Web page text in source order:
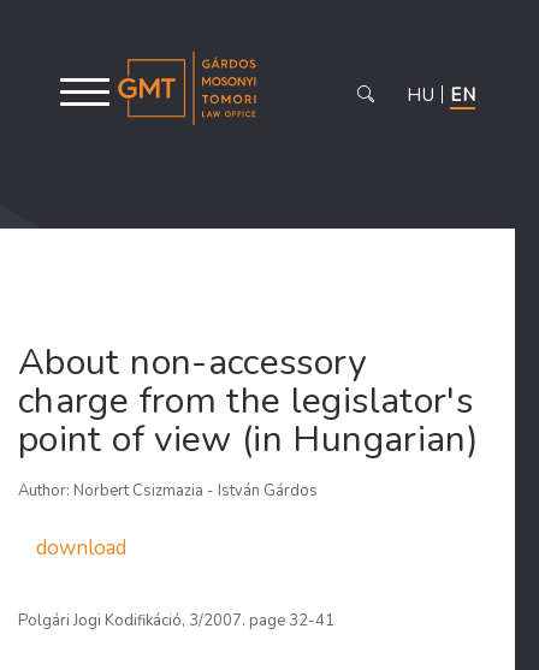
HU EN
About non-accessory
charge from the legislator's
point of view (in Hungarian)
Author: Norbert Csizmazia - István Gárdos
download
Polgári Jogi Kodifikáció, 3/2007. page 32-41